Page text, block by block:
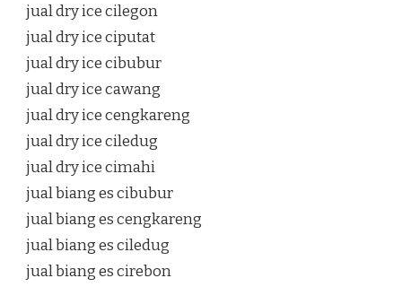
jual dry ice cilegon
jual dry ice ciputat
jual dry ice cibubur
jual dry ice cawang
jual dry ice cengkareng
jual dry ice ciledug
jual dry ice cimahi
jual biang es cibubur
jual biang es cengkareng
jual biang es ciledug
jual biang es cirebon